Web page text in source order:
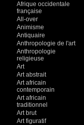
Afrique occidentale
française
All-over
Animisme
Antiquaire
Anthropologie de l'art
Anthropologie
religieuse
Art
Art abstrait
Art africain
contemporain
Art africain
traditionnel
Art brut
Art figuratif